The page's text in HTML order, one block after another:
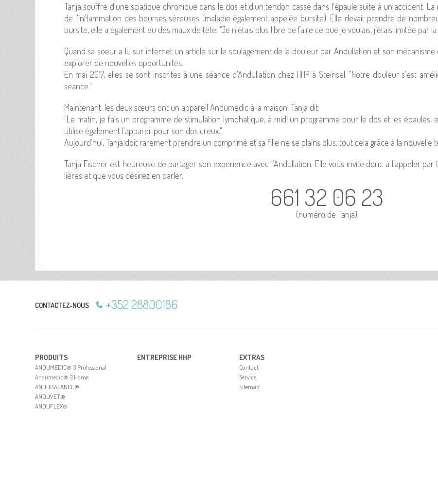
Tanja souffre d'une scia­tique chro­nique dans le dos et d'un tendon cassé dans l'épaule suite à un acci­dent.
de l'in­flam­ma­tion des bourses séreuses (mala­die éga­le­ment appe­lée bur­site). Elle devait prendre de
bur­site, elle a éga­le­ment eu des maux de tête. "Je n'étais plus libre de faire ce que je vou­lais, j’étais limi­tée par
Quand sa soeur a lu sur inter­net un article sur le sou­la­ge­ment de la dou­leur par Andul­la­tion et son
explo­rer de nou­velles oppor­tu­ni­tés.
En mai 2017, elles se sont ins­crites à une séance d'An­dul­la­tion chez HHP à Stein­sel. "Notre dou­leur s'est
séance."
Main­te­nant, les deux sœurs ont un appa­reil Andu­me­dic à la maison. Tanja dit:
"Le matin, je fais un pro­gramme de sti­mu­la­tion lym­pha­tique, à midi un pro­gramme pour le dos et les épaules,
uti­lise éga­le­ment l'ap­pa­reil pour son dos creux."
Aujour­d'hui, Tanja doit rare­ment prendre un com­primé et sa fille ne se plains plus, tout cela grâce à la nou­velle
Tanja Fischer est heu­reuse de par­ta­ger son expé­rience avec l’An­dul­la­tion. Elle vous invite donc à l’ap­pe­ler
lières et que vous dési­rez en parler.
661 32 06 23
(numéro de Tanja)
CONTAC­TEZ-NOUS +352 28800186
PRO­DUITS
ANDUMEDIC® 3 Pro­fes­sio­nal
Andu­me­dic® 3 Home
ANDU­BA­LANCE®
ANDUVET®
ANDU­FLEX®
ENTRE­PRISE HHP EXTRAS
Contact
Ser­vice
Site­map